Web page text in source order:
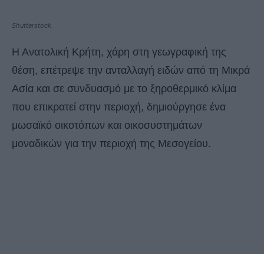
Shutterstock
Η Ανατολική Κρήτη, χάρη στη γεωγραφική της
θέση, επέτρεψε την ανταλλαγή ειδών από τη Μικρά
Ασία και σε συνδυασμό με το ξηροθερμικό κλίμα
που επικρατεί στην περιοχή, δημιούργησε ένα
μωσαϊκό οικοτόπων και οικοσυστημάτων
μοναδικών για την περιοχή της Μεσογείου.